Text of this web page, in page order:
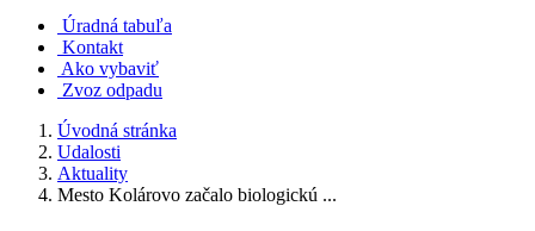
Úradná tabuľa
Kontakt
Ako vybaviť
Zvoz odpadu
Úvodná stránka
Udalosti
Aktuality
Mesto Kolárovo začalo biologickú ...